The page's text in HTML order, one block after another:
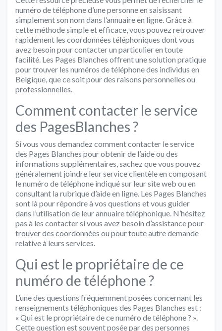
numéro de téléphone d’une personne en saisissant
simplement son nom dans l’annuaire en ligne. Grâce à
cette méthode simple et efficace, vous pouvez retrouver
rapidement les coordonnées téléphoniques dont vous
avez besoin pour contacter un particulier en toute
facilité. Les Pages Blanches offrent une solution pratique
pour trouver les numéros de téléphone des individus en
Belgique, que ce soit pour des raisons personnelles ou
professionnelles.
Comment contacter le service
des PagesBlanches ?
Si vous vous demandez comment contacter le service
des Pages Blanches pour obtenir de l’aide ou des
informations supplémentaires, sachez que vous pouvez
généralement joindre leur service clientèle en composant
le numéro de téléphone indiqué sur leur site web ou en
consultant la rubrique d’aide en ligne. Les Pages Blanches
sont là pour répondre à vos questions et vous guider
dans l’utilisation de leur annuaire téléphonique. N’hésitez
pas à les contacter si vous avez besoin d’assistance pour
trouver des coordonnées ou pour toute autre demande
relative à leurs services.
Qui est le propriétaire de ce
numéro de téléphone ?
L’une des questions fréquemment posées concernant les
renseignements téléphoniques des Pages Blanches est :
« Qui est le propriétaire de ce numéro de téléphone ? ».
Cette question est souvent posée par des personnes